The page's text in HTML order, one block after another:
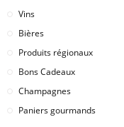
Vins
Bières
Produits régionaux
Bons Cadeaux
Champagnes
Paniers gourmands